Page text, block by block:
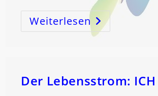
Weiterlesen EWIGE
JUGEND
Durch
Der Lebensstrom: ICH